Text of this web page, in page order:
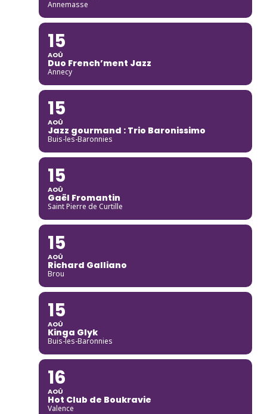
Annemasse
15
AOÛ
Duo French’ment Jazz
Annecy
15
AOÛ
Jazz gourmand : Trio Baronissimo
Buis-les-Baronnies
15
AOÛ
Gaël Fromantin
Saint Pierre de Curtille
15
AOÛ
Richard Galliano
Brou
15
AOÛ
Kinga Glyk
Buis-les-Baronnies
16
AOÛ
Hot Club de Boukravie
Valence